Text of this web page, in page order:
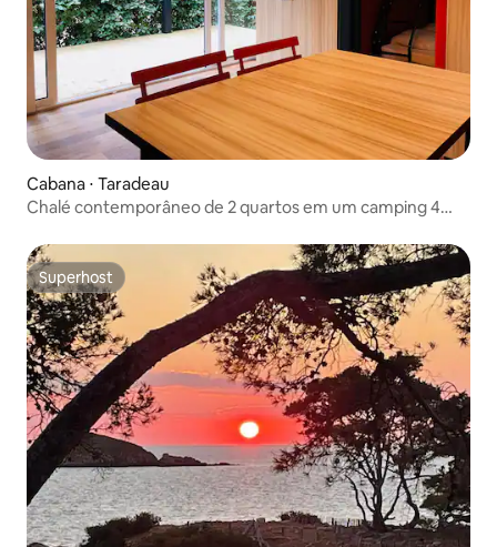
Cabana ⋅ Taradeau
Chalé contemporâneo de 2 quartos em um camping 4
Superhost
Superhost